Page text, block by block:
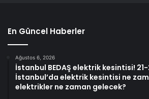
En Güncel Haberler
Ağustos 6, 2026
İstanbul BEDAŞ elektrik kesintisi!
İstanbul’da elektrik kesintisi ne
elektrikler ne zaman gelecek?